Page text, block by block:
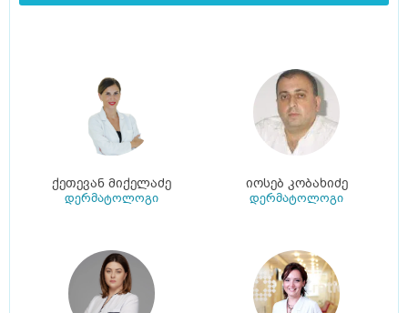
ქეთევან მიქელაძე
დერმატოლოგი
იოსებ კობახიძე
დერმატოლოგი